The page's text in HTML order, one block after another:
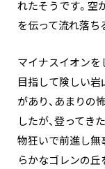
れたそうです。空
を伝って流れ落ち
マイナスイオンを
目指して険しい
があり、あまりの
したが、登ってき
物狂いで前進し無
らかなゴレンの